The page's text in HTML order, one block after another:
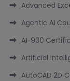
Advanced
Agentic AI
AI-900
Artificial
AutoCAD 2D